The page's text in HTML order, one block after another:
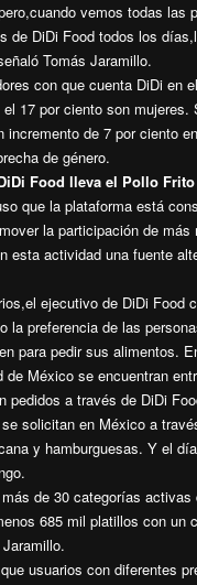
vemos todas las
de DiDi Food todos los
Tomás Jaramillo.
con que cuenta DiDi en
17 por ciento son mujeres.
incremento de 7 por ciento
de género.
Food lleva el Pollo
que la plataforma está
la participación de más
esta actividad una fuente
ejecutivo de DiDi Food
la preferencia de las
para pedir sus alimentos.
de México se encuentran
pedidos a través de DiDi
solicitan en México a
y hamburguesas. Y el
de 30 categorías
685 mil platillos con un
usuarios con diferentes